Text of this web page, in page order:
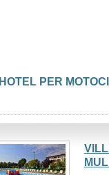
HOTEL PER